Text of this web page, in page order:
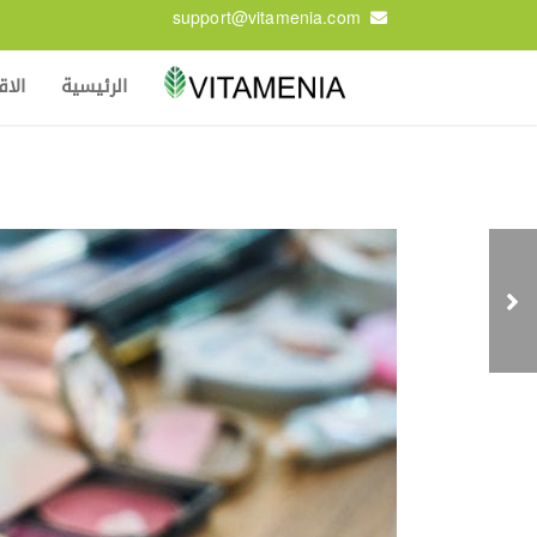
support@vitamenia.com
الرئيسية
مرق العظام: 10 فوائد
يجعلك تعشقه وهل
يناسب نظام الكيتو؟